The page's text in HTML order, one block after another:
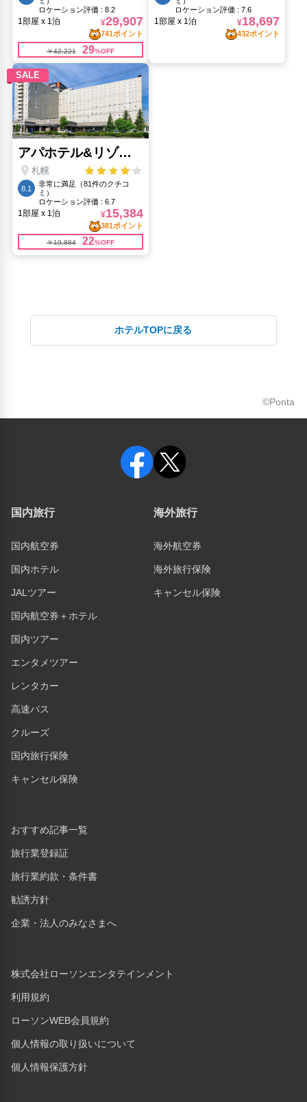
ホテルTOPに戻る
©Ponta
国内旅行
国内航空券
国内ホテル
JALツアー
国内航空券＋ホテル
国内ツアー
エンタメツアー
レンタカー
高速バス
クルーズ
国内旅行保険
キャンセル保険
海外旅行
海外航空券
海外旅行保険
キャンセル保険
おすすめ記事一覧
旅行業登録証
旅行業約款・条件書
勧誘方針
企業・法人のみなさまへ
株式会社ローソンエンタテインメント
利用規約
ローソンWEB会員規約
個人情報の取り扱いについて
個人情報保護方針